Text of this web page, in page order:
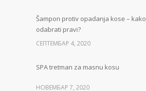
Šampon protiv opadanja kose – kako
odabrati pravi?
СЕПТЕМБАР 4, 2020
SPA tretman za masnu kosu
НОВЕМБАР 7, 2020